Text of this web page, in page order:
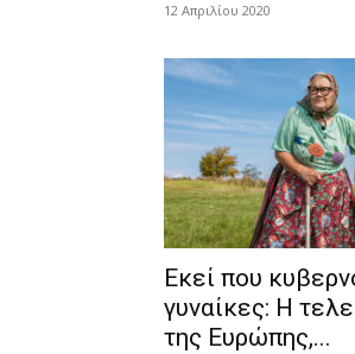
12 Απριλίου 2020
Εκεί που
γυναίκες: Η
της Ευρώπης,...